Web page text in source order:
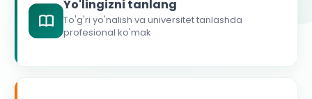
Yo'lingizni tanlang
To'g'ri yo'nalish va universitet tanlashda
profesional ko'mak